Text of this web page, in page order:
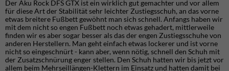
Der Aku Rock DFS GTX ist ein wirklich gut gemachter und vor allem
für diese Art der Stabilität sehr leichter Zustiegsschuh, an das vorne
etwas breitere Fußbett gewöhnt man sich schnell. Anfangs haben wir
mit dem nicht so engen Fußbett noch etwas gehadert, mittlerweile
finden wir es aber sogar besser als das der engen Zustiegsschuhe von
anderen Herstellern. Man geht einfach etwas lockerer und ist vorne
nicht so eingeschnürt - kann aber, wenn nötig, schnell den Schuh mit
der Zusatzschnürung enger stellen. Den Schuh hatten wir bis jetzt vor
allem beim Mehrseillängen-Klettern im Einsatz und hatten damit bei